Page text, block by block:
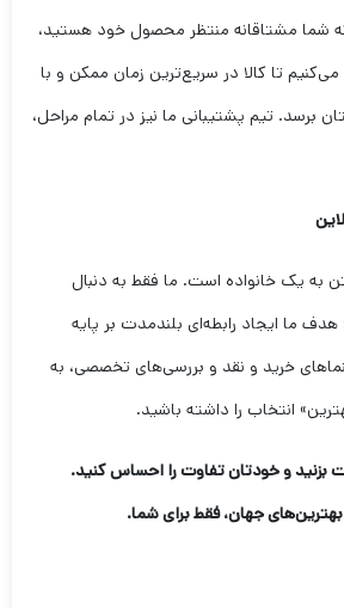
شما مشتاقانه منتظر محصول خود هستید،
می‌کنیم تا کالا در سریع‌ترین زمان ممکن و با
برسد. تیم پشتیبانی ما نیز در تمام مراحل،
به یک خانواده است. ما فقط به دنبال
ما ایجاد رابطه‌ای بلندمدت بر پایه
خرید و نقد و بررسی‌های تخصصی، به
انتخاب را داشته باشید.
بزنید و خودتان تفاوت را احساس کنید.
بهترین‌های جهان، فقط برای شما.